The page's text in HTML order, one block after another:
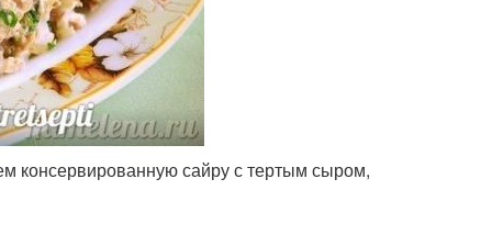
консервированную сайру с тертым сыром,